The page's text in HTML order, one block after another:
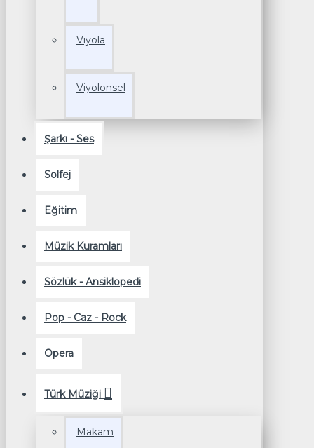
Viyola
Viyolonsel
Şarkı - Ses
Solfej
Eğitim
Müzik Kuramları
Sözlük - Ansiklopedi
Pop - Caz - Rock
Opera
Türk Müziği
Makam